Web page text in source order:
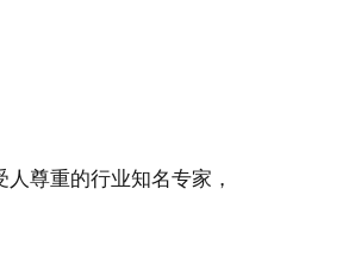
尊重的行业知名专家，